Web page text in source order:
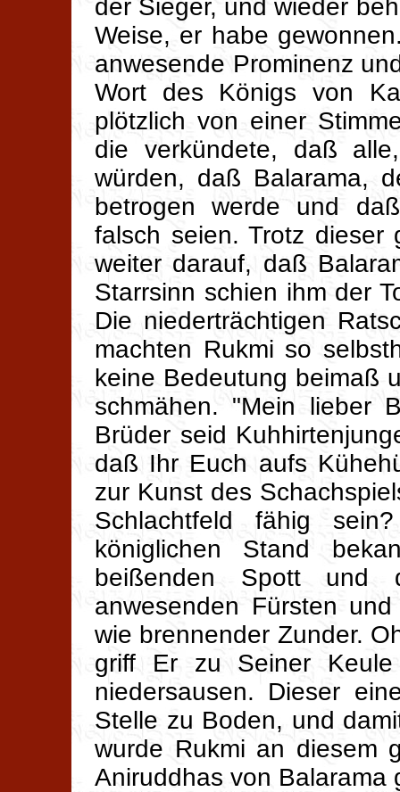
der Sieger, und wieder
Weise, er habe
anwesende Prominenz
Wort des Königs von
plötzlich von einer
die verkündete, daß
würden, daß Balarama,
betrogen werde und
falsch seien. Trotz dieser
weiter darauf, daß
Starrsinn schien ihm der
Die niederträchtigen
machten Rukmi so
keine Bedeutung beimaß
schmähen. "Mein lieber
Brüder seid
daß Ihr Euch aufs
zur Kunst des
Schlachtfeld fähig
königlichen Stand
beißenden Spott und
anwesenden Fürsten
wie brennender Zunder.
griff Er zu Seiner
niedersausen. Dieser
Stelle zu Boden, und
wurde Rukmi an diesem
Aniruddhas von Balarama